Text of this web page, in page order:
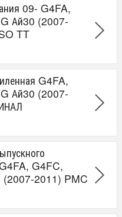
09- G4FA,
Ай30 (2007-
TT
G4FA,
Ай30 (2007-
G4FC,
2011) PMC